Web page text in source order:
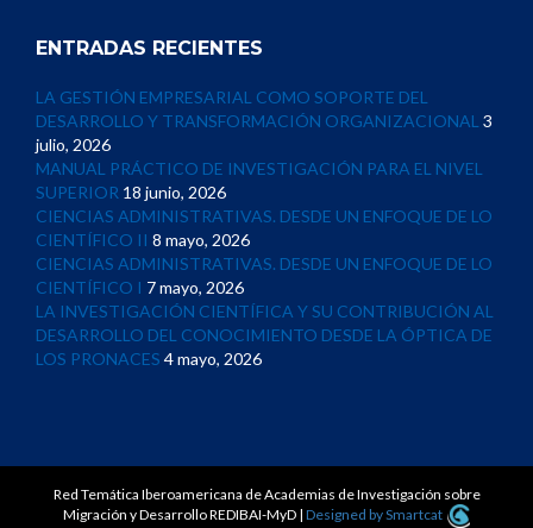
ENTRADAS RECIENTES
LA GESTIÓN EMPRESARIAL COMO SOPORTE DEL
DESARROLLO Y TRANSFORMACIÓN ORGANIZACIONAL 3
julio, 2026
MANUAL PRÁCTICO DE INVESTIGACIÓN PARA EL NIVEL
SUPERIOR 18 junio, 2026
CIENCIAS ADMINISTRATIVAS. DESDE UN ENFOQUE DE LO
CIENTÍFICO II 8 mayo, 2026
CIENCIAS ADMINISTRATIVAS. DESDE UN ENFOQUE DE LO
CIENTÍFICO I 7 mayo, 2026
LA INVESTIGACIÓN CIENTÍFICA Y SU CONTRIBUCIÓN AL
DESARROLLO DEL CONOCIMIENTO DESDE LA ÓPTICA DE
LOS PRONACES 4 mayo, 2026
Red Temática Iberoamericana de Academias de Investigación sobre
Migración y Desarrollo REDIBAI-MyD |Designed by Smartcat